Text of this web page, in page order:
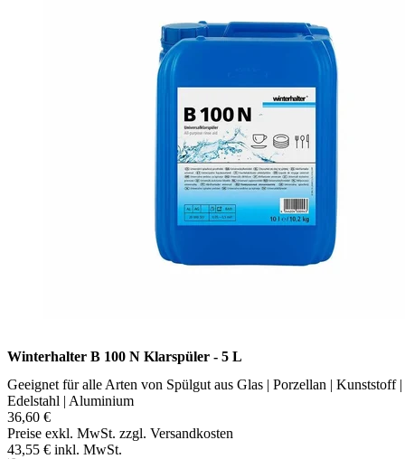
Winterhalter B 100 N Klarspüler - 5 L
Geeignet für alle Arten von Spülgut aus Glas | Porzellan | Kunststoff |
Edelstahl | Aluminium
36,60 €
Preise exkl. MwSt. zzgl. Versandkosten
43,55 € inkl. MwSt.